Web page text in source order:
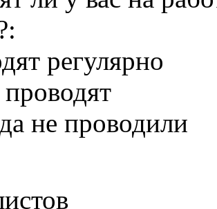
регулярно
не проводили